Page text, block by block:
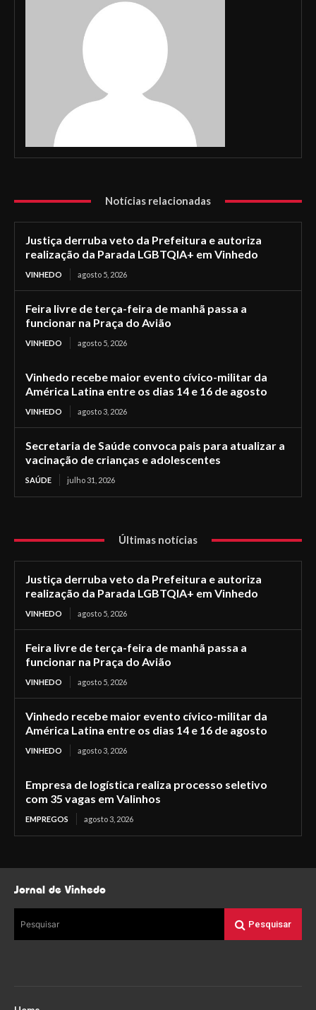
Notícias relacionadas
Justiça derruba veto da Prefeitura e autoriza
realização da Parada LGBTQIA+ em Vinhedo
VINHEDO agosto 5, 2026
Feira livre de terça-feira de manhã passa a
funcionar na Praça do Avião
VINHEDO agosto 5, 2026
Vinhedo recebe maior evento cívico-militar da
América Latina entre os dias 14 e 16 de agosto
VINHEDO agosto 3, 2026
Secretaria de Saúde convoca pais para atualizar a
vacinação de crianças e adolescentes
SAÚDE julho 31, 2026
Últimas notícias
Justiça derruba veto da Prefeitura e autoriza
realização da Parada LGBTQIA+ em Vinhedo
VINHEDO agosto 5, 2026
Feira livre de terça-feira de manhã passa a
funcionar na Praça do Avião
VINHEDO agosto 5, 2026
Vinhedo recebe maior evento cívico-militar da
América Latina entre os dias 14 e 16 de agosto
VINHEDO agosto 3, 2026
Empresa de logística realiza processo seletivo
com 35 vagas em Valinhos
EMPREGOS agosto 3, 2026
Jornal de Vinhedo
Pesquisar Pesquisar